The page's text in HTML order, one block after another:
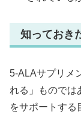
知っておき
5-ALAサプリメ
れる」ものでは
をサポートする